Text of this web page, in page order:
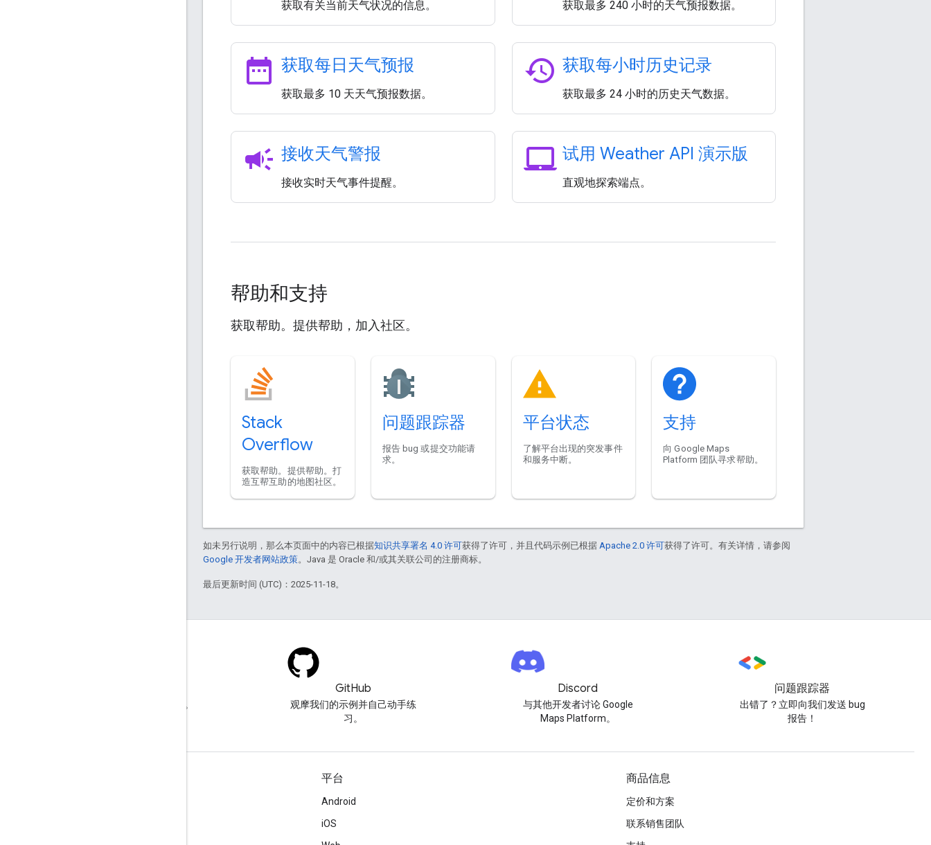
获取有关当前天气状况的信息。 获取最多 240 小时的天气预报数据。
date_range 获取每日天气预报
获取最多 10 天天气预报数据。
history 获取每小时历史记录
获取最多 24 小时的历史天气数据。
campaign 接收天气警报
接收实时天气事件提醒。
laptop_mac 试用 Weather API 演示版
直观地探索端点。
帮助和支持
获取帮助。提供帮助，加入社区。
Stack
Overflow
获取帮助。提供帮助。打
造互帮互助的地图社区。
问题跟踪器
报告 bug 或提交功能请
求。
平台状态
了解平台出现的突发事件
和服务中断。
支持
向 Google Maps
Platform 团队寻求帮助。
如未另行说明，那么本页面中的内容已根据知识共享署名 4.0 许可获得了许可，并且代码示例已根据 Apache 2.0 许可获得了许可。有关详情，请参阅
Google 开发者网站政策。Java 是 Oracle 和/或其关联公司的注册商标。
最后更新时间 (UTC)：2025-11-18。
在 google-maps 标签下提问。
GitHub
观摩我们的示例并自己动手练
习。
Discord
与其他开发者讨论 Google
Maps Platform。
问题跟踪器
出错了？立即向我们发送 bug
报告！
平台
Android
iOS
商品信息
定价和方案
联系销售团队